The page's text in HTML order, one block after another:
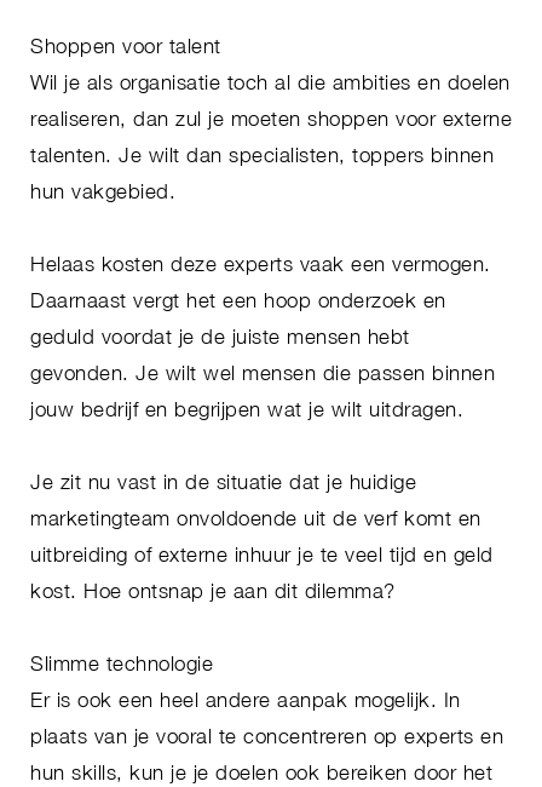
Shoppen voor talent
Wil je als organisatie toch al die ambities en doelen
realiseren, dan zul je moeten shoppen voor externe
talenten. Je wilt dan specialisten, toppers binnen
hun vakgebied.
Helaas kosten deze experts vaak een vermogen.
Daarnaast vergt het een hoop onderzoek en
geduld voordat je de juiste mensen hebt
gevonden. Je wilt wel mensen die passen binnen
jouw bedrijf en begrijpen wat je wilt uitdragen.
Je zit nu vast in de situatie dat je huidige
marketingteam onvoldoende uit de verf komt en
uitbreiding of externe inhuur je te veel tijd en geld
kost. Hoe ontsnap je aan dit dilemma?
Slimme technologie
Er is ook een heel andere aanpak mogelijk. In
plaats van je vooral te concentreren op experts en
hun skills, kun je je doelen ook bereiken door het